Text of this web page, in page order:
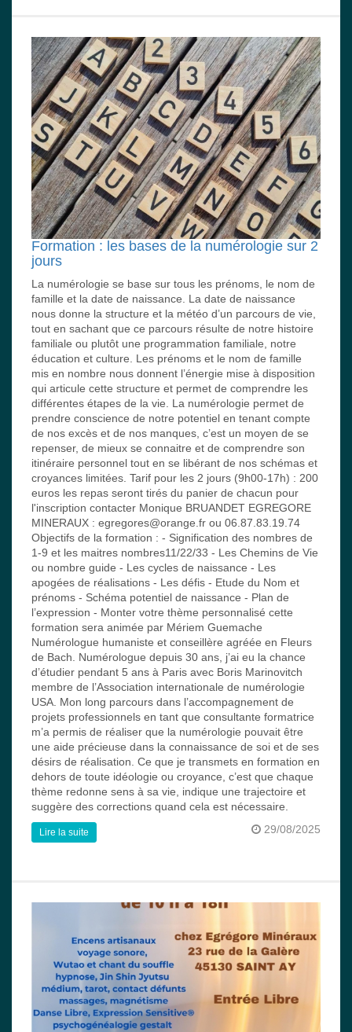
Formation : les bases de la numérologie sur 2
jours
La numérologie se base sur tous les prénoms, le nom de
famille et la date de naissance. La date de naissance
nous donne la structure et la météo d’un parcours de vie,
tout en sachant que ce parcours résulte de notre histoire
familiale ou plutôt une programmation familiale, notre
éducation et culture. Les prénoms et le nom de famille
mis en nombre nous donnent l’énergie mise à disposition
qui articule cette structure et permet de comprendre les
différentes étapes de la vie. La numérologie permet de
prendre conscience de notre potentiel en tenant compte
de nos excès et de nos manques, c’est un moyen de se
repenser, de mieux se connaitre et de comprendre son
itinéraire personnel tout en se libérant de nos schémas et
croyances limitées. Tarif pour les 2 jours (9h00-17h) : 200
euros les repas seront tirés du panier de chacun pour
l'inscription contacter Monique BRUANDET EGREGORE
MINERAUX : egregores@orange.fr ou 06.87.83.19.74
Objectifs de la formation : - Signification des nombres de
1-9 et les maitres nombres11/22/33 - Les Chemins de Vie
ou nombre guide - Les cycles de naissance - Les
apogées de réalisations - Les défis - Etude du Nom et
prénoms - Schéma potentiel de naissance - Plan de
l’expression - Monter votre thème personnalisé cette
formation sera animée par Mériem Guemache
Numérologue humaniste et conseillère agréée en Fleurs
de Bach. Numérologue depuis 30 ans, j’ai eu la chance
d’étudier pendant 5 ans à Paris avec Boris Marinovitch
membre de l’Association internationale de numérologie
USA. Mon long parcours dans l’accompagnement de
projets professionnels en tant que consultante formatrice
m’a permis de réaliser que la numérologie pouvait être
une aide précieuse dans la connaissance de soi et de ses
désirs de réalisation. Ce que je transmets en formation en
dehors de toute idéologie ou croyance, c’est que chaque
thème redonne sens à sa vie, indique une trajectoire et
suggère des corrections quand cela est nécessaire.
29/08/2025
Lire la suite